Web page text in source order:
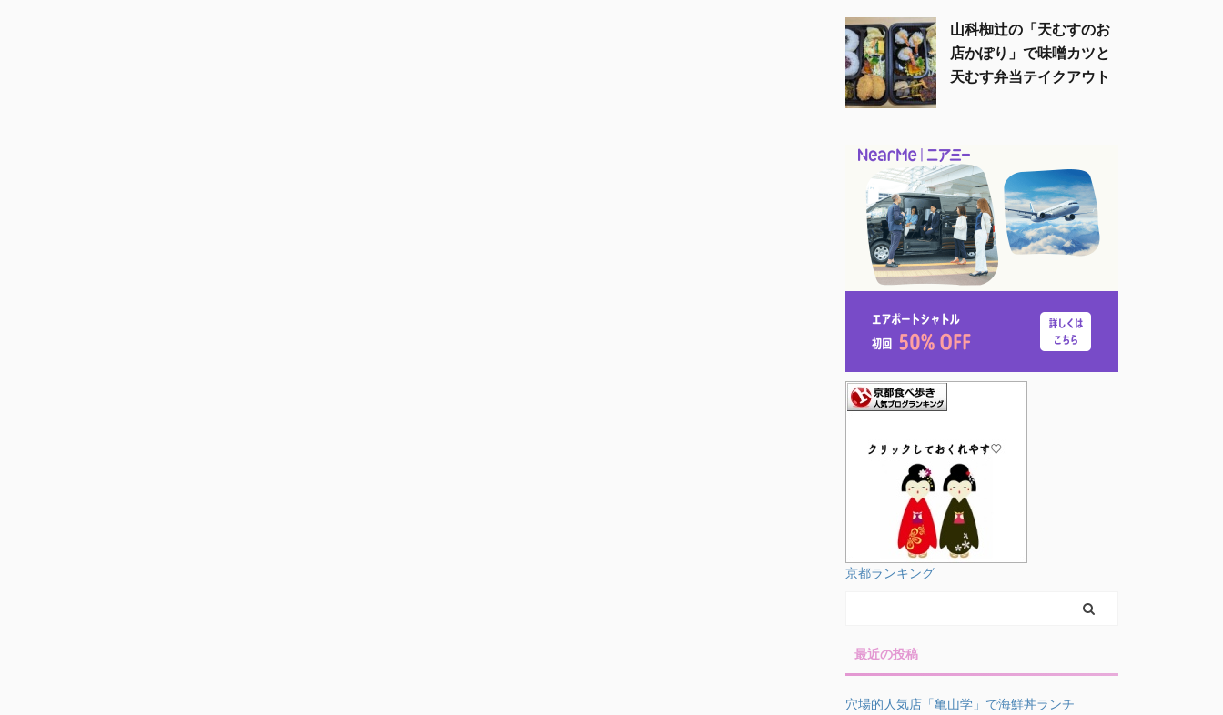
山科椥辻の「天むすのお
店かぽり」で味噌カツと
天むす弁当テイクアウト
京都ランキング
最近の投稿
穴場的人気店「亀山学」で海鮮丼ランチ